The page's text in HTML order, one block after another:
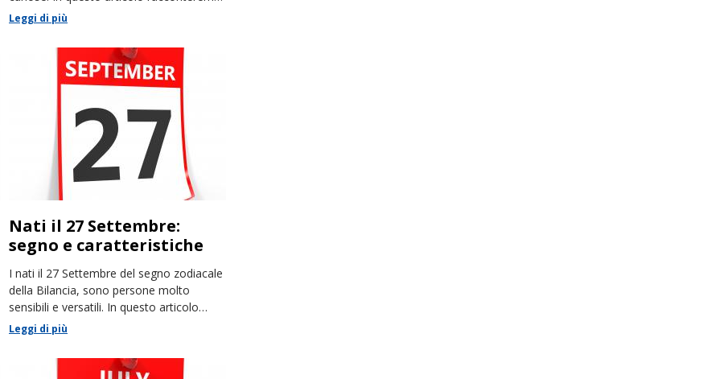
le loro caratteristiche.
Leggi di più
Nati il 27 Settembre:
segno e caratteristiche
I nati il 27 Settembre del segno zodiacale
della Bilancia, sono persone molto
sensibili e versatili. In questo articolo
racconteremo le loro caratteristiche
Leggi di più